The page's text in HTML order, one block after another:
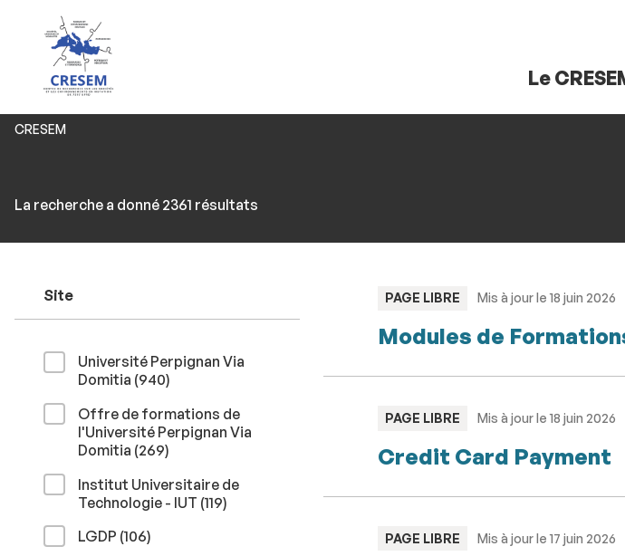
Le
Vous
CRESEM
par
clés
La recherche a donné 2361 résultats
résultats
Site
Université Perpignan Via
Domitia (940résultats
)
Offre de formations de
l'Université Perpignan Via
Domitia (269résultats
)
Institut Universitaire de
Technologie - IUT (119résultats
)
LGDP (106résultats
)
TYPE
PAGE LIBRE Mis à jour le 18 juin 2026
Modules de
TYPE
PAGE LIBRE Mis à jour le 18 juin 2026
Credit Card Payment
TYPE
PAGE LIBRE Mis à jour le 17 juin 2026